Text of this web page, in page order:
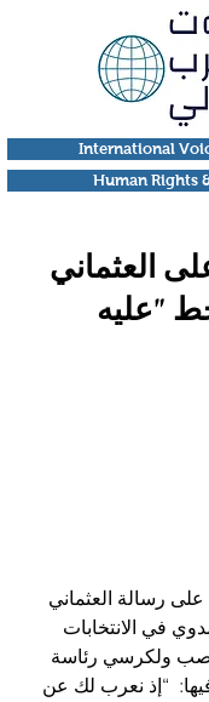
Human Rights
International
العثماني
"عليه
من أصل 5 نجوم.
رسالة العثماني
في الانتخابات
ولكرسي رئاسة
“إذ نعرب لك عن